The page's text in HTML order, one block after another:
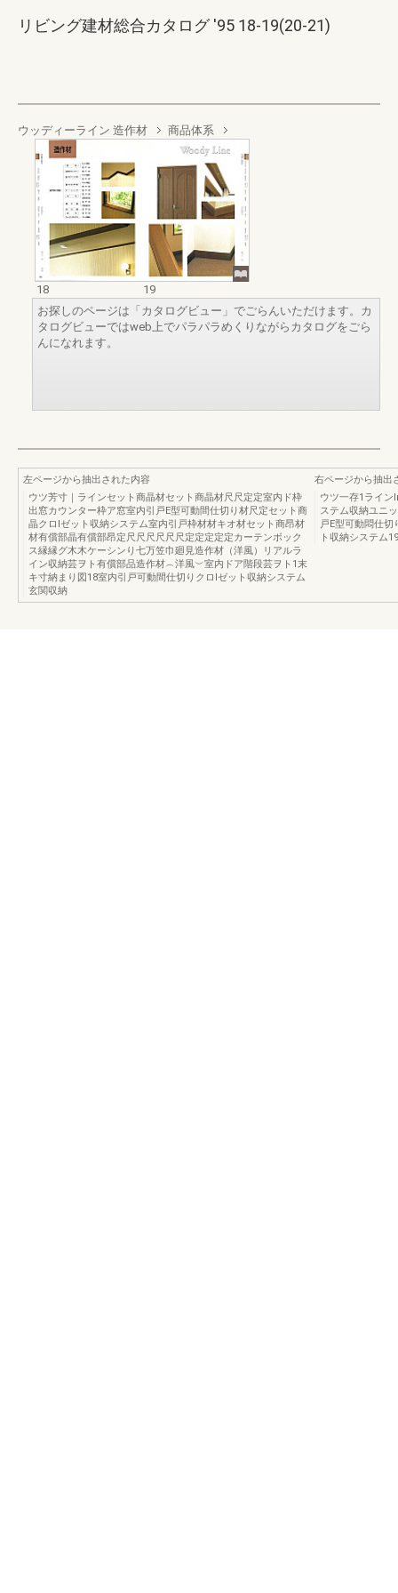
リビング建材総合カタログ '95 18-19(20-21)
ウッディーライン 造作材 商品体系
18
19
お探しのページは「カタログビュー」でごらんいただけます。カ
タログビューではweb上でパラパラめくりながらカタログをごら
んになれます。
左ページから抽出された内容
ウツ芳寸｜ラインセット商晶材セット商晶材尺尺定定室内ド枠
出窓カウンター枠ア窓室内引戸E型可動間仕切り材尺定セット商
晶クロlゼット収納システム室内引戸枠材材キオ材セット商昂材
材有償部晶有償部昂定尺尺尺尺尺尺定定定定定カーテンボック
ス縁縁グ木木ケーシンり七万笠巾廻見造作材（洋風）リアルラ
イン収納芸ヲト有償部品造作材︵洋風︶室内ドア階段芸ヲト1末
キ寸納まり図18室内引戸可動間仕切りクロlゼット収納システム
玄関収納
右ページから抽出
ウツ一存1ライ
ステム収納ユニ
戸E型可動悶仕
ト収納システム